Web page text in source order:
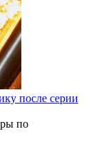
после серии
по